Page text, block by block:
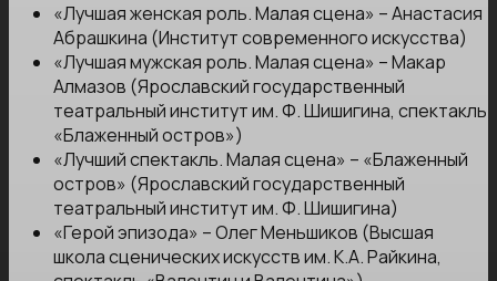
«Лучшая женская роль. Малая сцена» – Анастасия
Абрашкина (Институт современного искусства)
«Лучшая мужская роль. Малая сцена» – Макар
Алмазов (Ярославский государственный
театральный институт им. Ф. Шишигина, спектакль
«Блаженный остров»)
«Лучший спектакль. Малая сцена» – «Блаженный
остров» (Ярославский государственный
театральный институт им. Ф. Шишигина)
«Герой эпизода» – Олег Меньшиков (Высшая
школа сценических искусств им. К.А. Райкина,